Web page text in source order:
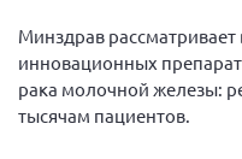
Минздрав
инновационных
рака молочной железы:
тысячам пациентов.